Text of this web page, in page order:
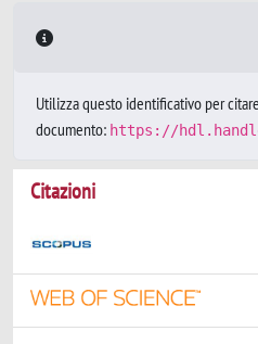
Utilizza questo identificativo per
documento: https://
Citazioni